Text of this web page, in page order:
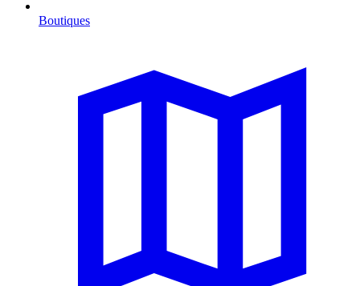
Boutiques